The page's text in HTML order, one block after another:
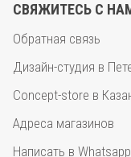
СВЯЖИТЕСЬ С
Обратная связь
Дизайн-студия в
Concept-store в
Адреса магазинов
Написать в Whatsapp